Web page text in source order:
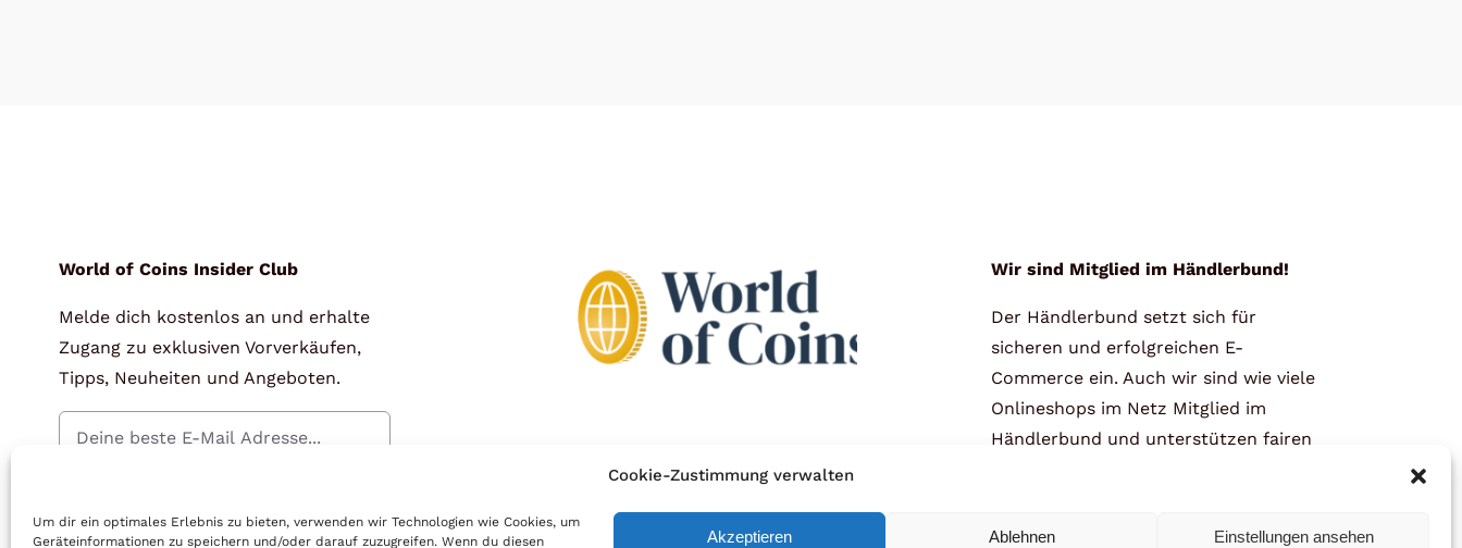
Cookie-Zustimmung verwalten
Um dir ein optimales Erlebnis zu bieten, verwenden wir Technologien wie Cookies, um
Geräteinformationen zu speichern und/oder darauf zuzugreifen. Wenn du diesen
Akzeptieren Ablehnen Einstellungen ansehen
World of Coins Insider Club
Melde dich kostenlos an und erhalte
Zugang zu exklusiven Vorverkäufen,
Tipps, Neuheiten und Angeboten.
Wir sind Mitglied im Händlerbund!
Der Händlerbund setzt sich für
sicheren und erfolgreichen E-
Commerce ein. Auch wir sind wie viele
Onlineshops im Netz Mitglied im
Händlerbund und unterstützen fairen